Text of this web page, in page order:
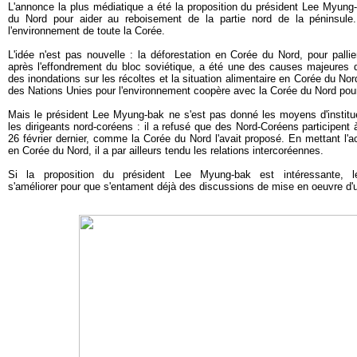
L'annonce la plus médiatique a été la proposition du président Lee
du Nord pour aider au reboisement de la partie nord de la
l'environnement de toute la Corée.
L'idée n'est pas nouvelle : la déforestation en Corée du Nord, pour
après l'effondrement du bloc soviétique, a été une des causes majeures
des inondations sur les récoltes et la situation alimentaire en Corée du
des Nations Unies pour l'environnement coopère avec la Corée du Nord
Mais le président Lee Myung-bak ne s'est pas donné les moyens
les dirigeants nord-coréens : il a refusé que des Nord-Coréens
26 février dernier, comme la Corée du Nord l'avait proposé. En mettant
en Corée du Nord, il a par ailleurs tendu les relations intercoréennes.
Si la proposition du président Lee Myung-bak est intéressante,
s'améliorer pour que s'entament déjà des discussions de mise en oeuvre